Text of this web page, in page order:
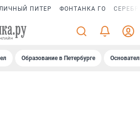
ПИТЕР ФОНТАНКА ГО
Образование в Петербурге